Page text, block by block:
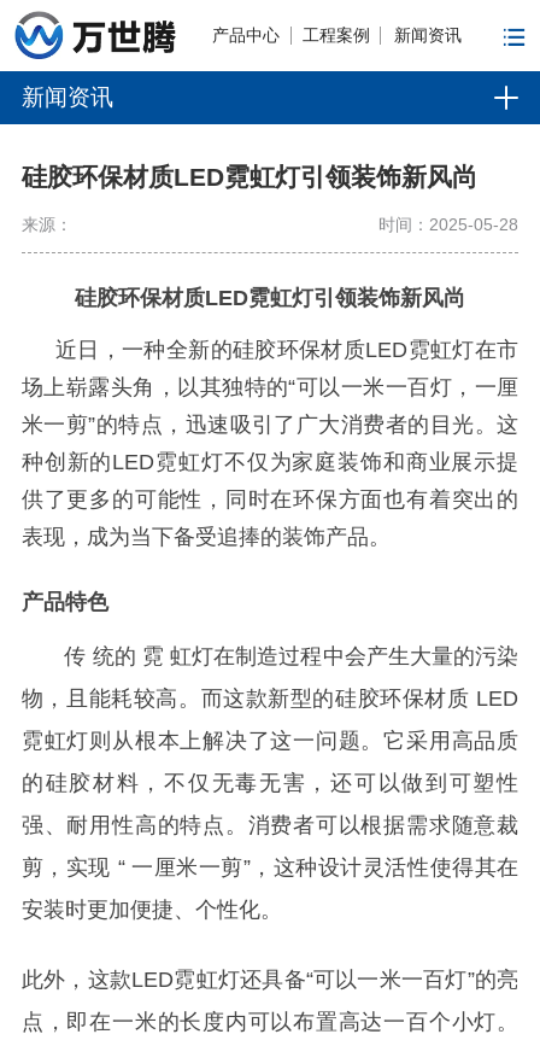
产品中心 工程案例 新闻资讯
新闻资讯
硅胶环保材质LED霓虹灯引领装饰新风尚
来源： 时间：2025-05-28
硅胶环保材质LED霓虹灯引领装饰新风尚
近日，一种全新的硅胶环保材质LED霓虹灯在市
场上崭露头角，以其独特的“可以一米一百灯，一厘
米一剪”的特点，迅速吸引了广大消费者的目光。这
种创新的LED霓虹灯不仅为家庭装饰和商业展示提
供了更多的可能性，同时在环保方面也有着突出的
表现，成为当下备受追捧的装饰产品。
产品特色
传 统的 霓 虹灯在制造过程中会产生大量的污染
物，且能耗较高。而这款新型的硅胶环保材质 LED
霓虹灯则 从根本上解决了这一问题。它采用高品质
的硅胶材料，不仅无毒无害，还可以做到可塑性
强、耐用性高的特点。消费者可以根据需求随意裁
剪，实现 “ 一厘米一剪”，这种设计灵活性使得其在
安装时更加便捷、个性化。
此外，这款LED霓虹灯还具备“可以一米一百灯”的亮
点，即在一米的长度内可以布置高达一百个小灯。